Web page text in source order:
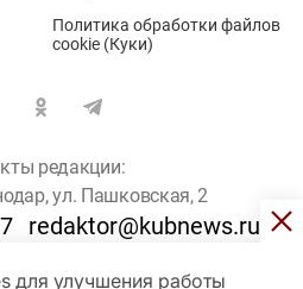
для улучшения работы
Политика обработки файлов
cookie (Куки)
редакции:
ул. Пашковская, 2
redaktor@kubnews.ru